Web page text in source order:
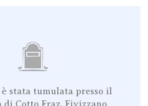
è stata tumulata presso il
di Cotto Fraz. Fivizzano